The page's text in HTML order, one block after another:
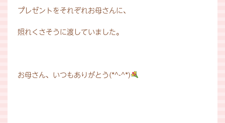
プレゼントをそれぞれお母さんに、
照れくさそうに渡していました。
お母さん、いつもありがとう(*^-^*)